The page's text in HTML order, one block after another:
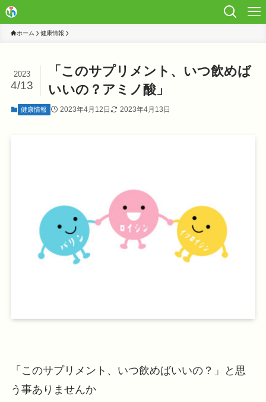
ホーム 健康情報
「このサプリメント、いつ飲めば
いいの？アミノ酸」
2023
4/13
健康情報 2023年4月12日 2023年4月13日
「このサプリメント、いつ飲めばいいの？」と思
う事ありませんか